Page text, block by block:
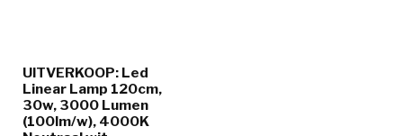
UITVERKOOP: Led
Linear Lamp 120cm,
30w, 3000 Lumen
(100lm/w), 4000K